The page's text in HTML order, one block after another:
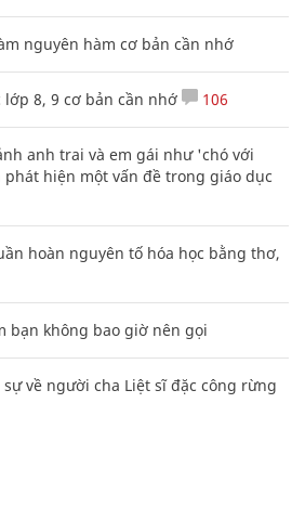
nguyên hàm cơ bản cần nhớ
lớp 8, 9 cơ bản cần nhớ 106
anh trai và em gái như 'chó với
hiện một vấn đề trong giáo dục
hoàn nguyên tố hóa học bằng thơ,
bạn không bao giờ nên gọi
về người cha Liệt sĩ đặc công rừng